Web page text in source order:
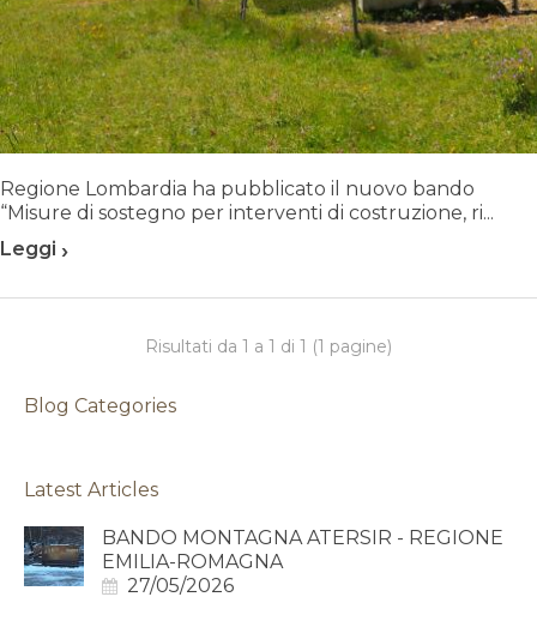
Regione Lombardia ha pubblicato il nuovo bando
“Misure di sostegno per interventi di costruzione, ri...
Leggi ›
Risultati da 1 a 1 di 1 (1 pagine)
Blog Categories
Latest Articles
BANDO MONTAGNA ATERSIR - REGIONE
EMILIA-ROMAGNA
27/05/2026